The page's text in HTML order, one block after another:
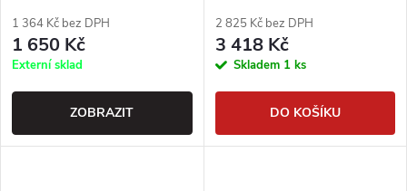
1 364 Kč bez DPH
1 650 Kč
Externí sklad
ZOBRAZIT
2 825 Kč bez DPH
3 418 Kč
Skladem 1 ks
DO KOŠÍKU